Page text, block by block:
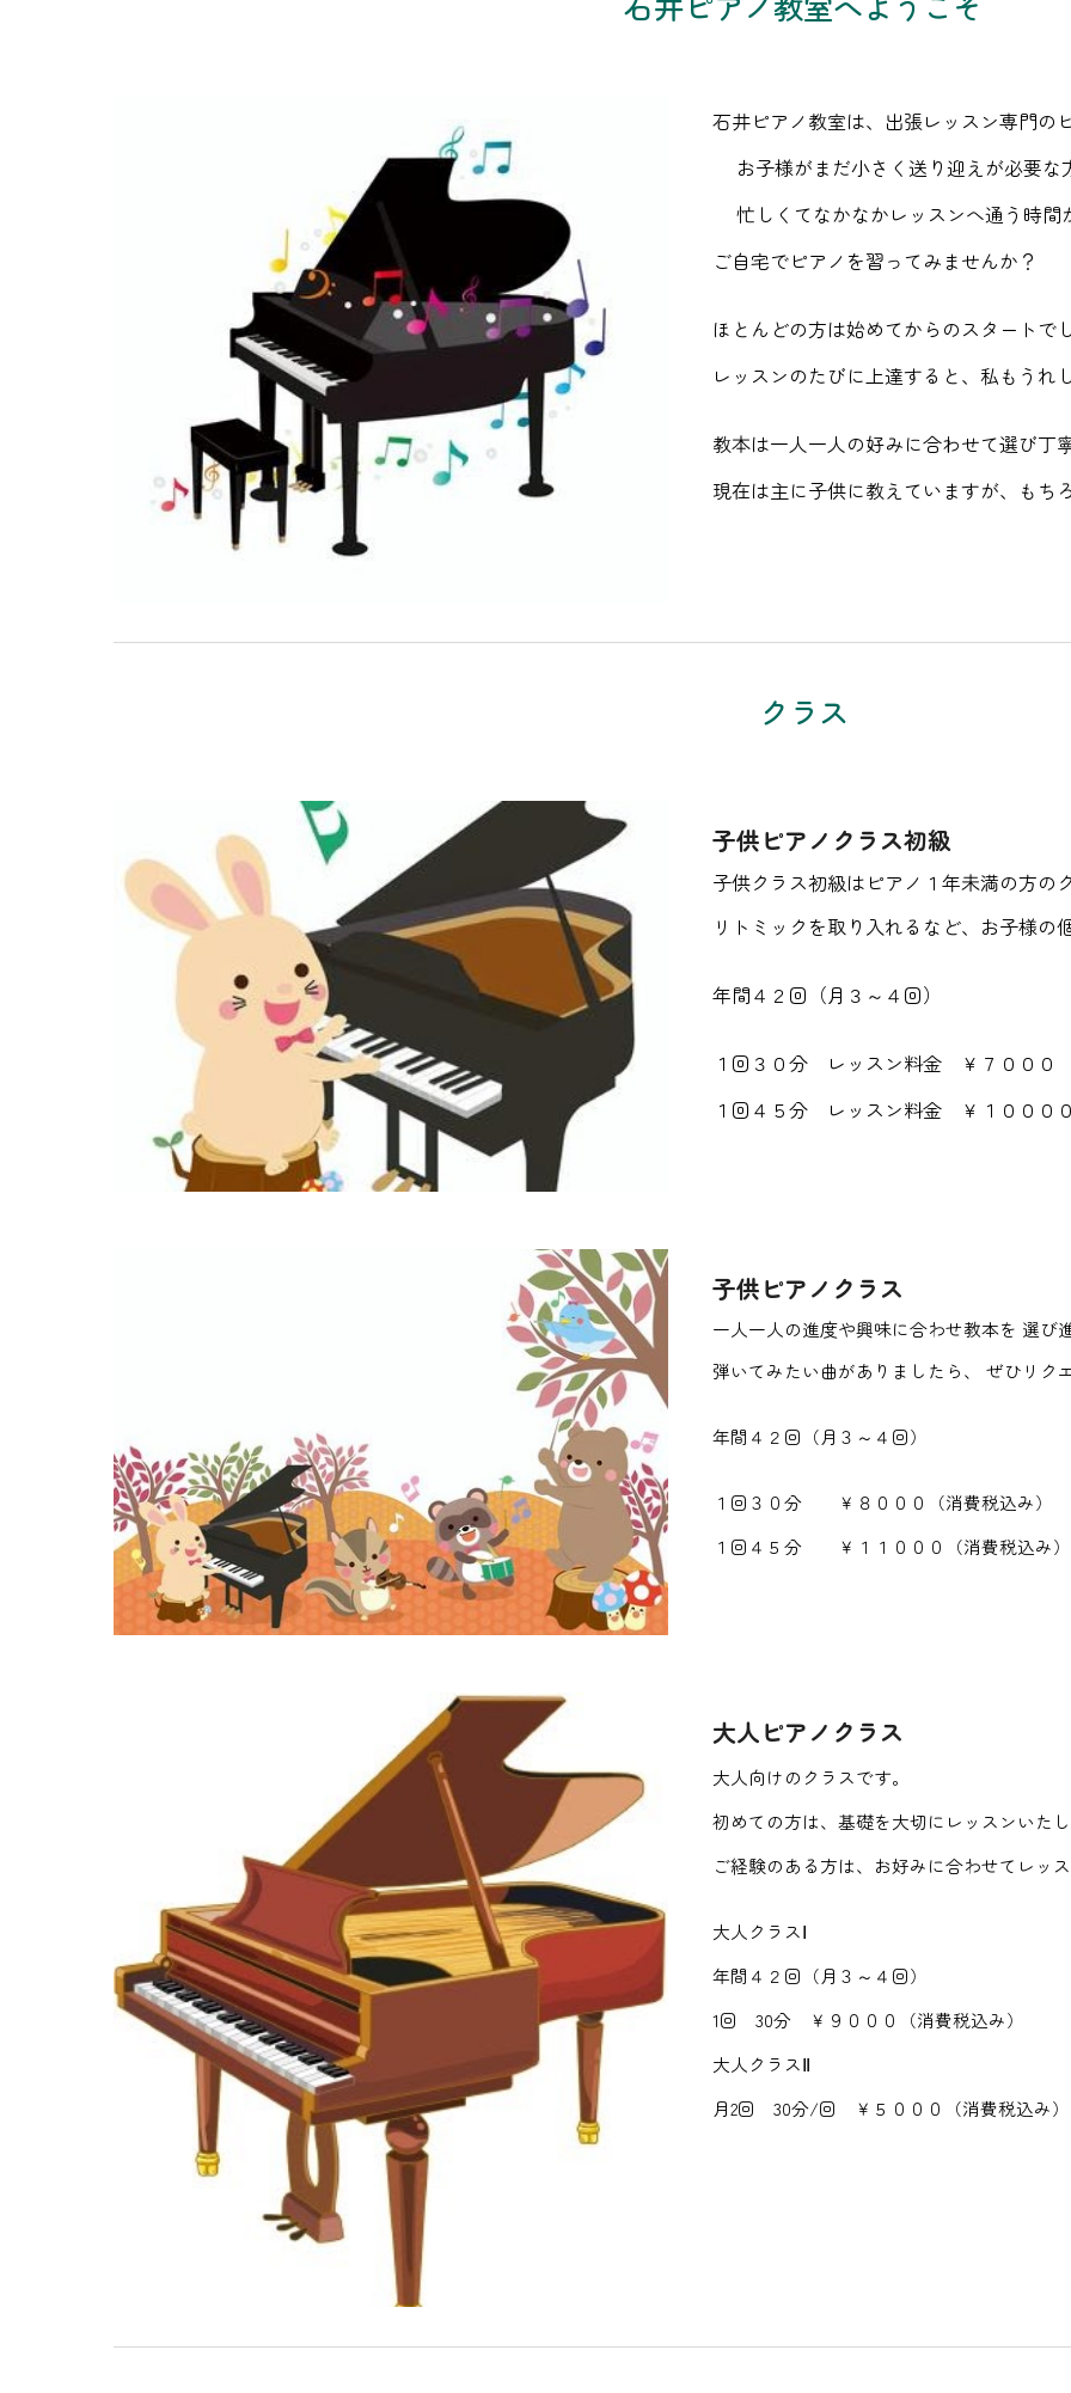
石井ピアノ教室は、出張レッスン専門の
お子様がまだ小さく送り迎えが必要な
忙しくてなかなかレッスンへ通う時間
ご自宅でピアノを習ってみませんか？
ほとんどの方は始めてからのスタートでし
レッスンのたびに上達すると、私もうれ
教本は一人一人の好みに合わせて選び丁
現在は主に子供に教えていますが、もち
クラス
子供ピアノクラス初級
子供クラス初級はピアノ１年未満の方の
リトミックを取り入れるなど、お子様の
年間４２回（月３～４回）
１回３０分 レッスン料金 ￥７０００
１回４５分 レッスン料金 ￥１００００
子供ピアノクラス
一人一人の進度や興味に合わせ教本を 選び
弾いてみたい曲がありましたら、 ぜひリク
年間４２回（月３～４回）
１回３０分 ￥８０００（消費税込み）
１回４５分 ￥１１０００（消費税込み）
大人ピアノクラス
大人向けのクラスです。
初めての方は、基礎を大切にレッスンいたし
ご経験のある方は、お好みに合わせてレッ
大人クラスⅠ
年間４２回（月３～４回）
1回
30分
￥９０００（消費税込み）
大人クラスⅡ
月2回 30分/回 ￥ ５ ０００（消費税込み）